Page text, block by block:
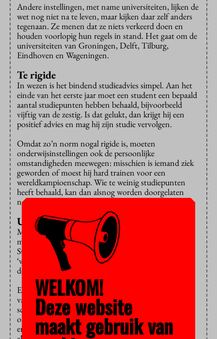
Andere instellingen, met name universiteiten, lijken de
wet nog niet na te leven, maar kijken daar zelf anders
tegenaan. Ze menen dat ze niets verkeerd doen en
houden voorlopig hun regels in stand. Het gaat om de
universiteiten van Groningen, Delft, Tilburg,
Eindhoven en Wageningen.
Te rigide
In wezen is het bindend studieadvies simpel. Aan het
einde van het eerste jaar moet een student een bepaald
aantal studiepunten hebben behaald, bijvoorbeeld
vijftig van de zestig. Is dat gelukt, dan krijgt hij een
positief advies en mag hij zijn studie vervolgen.
Omdat zo’n norm nogal rigide is, moeten
onderwijsinstellingen ook de persoonlijke
omstandigheden meewegen: misschien is iemand ziek
geworden of moest hij hard trainen voor een
wereldkampioenschap. Wie te weinig studiepunten
heeft behaald, kan dan alsnog worden doorgelaten
naar het tweede jaar.
Uitgesteld advies
Maar universiteiten en hogescholen bedachten allerlei
manieren om het bindend studieadvies op te rekken.
Studenten kregen bijvoorbeeld een ‘uitgesteld’ of
‘voorlopig’ advies en moesten dan in hun tweede jaar
de rest van hun propedeusevakken halen.
En zulke nadere voorwaarden mogen de opleidingen
van de rechter niet stellen. Ze mogen geen eerste
schifting maken (waarin je een deel van de studenten
onder voorwaarden het voordeel van de twijfel gunt)
en dan een tweede schifting (waarin je sommigen
WELKOM!
Deze website
maakt gebruik van